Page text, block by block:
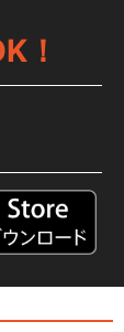
イグニ
Ai編
！